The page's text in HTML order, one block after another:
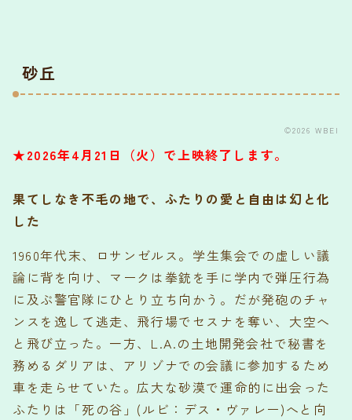
砂丘
©2026 WBEI
★2026年4月21日（火）で上映終了します。
果てしなき不毛の地で、ふたりの愛と自由は幻と化
した
1960年代末、ロサンゼルス。学生集会での虚しい議
論に背を向け、マークは拳銃を手に学内で弾圧行為
に及ぶ警官隊にひとり立ち向かう。だが発砲のチャ
ンスを逸して逃走、飛行場でセスナを奪い、大空へ
と飛び立った。一方、L.A.の土地開発会社で秘書を
務めるダリアは、アリゾナでの会議に参加するため
車を走らせていた。広大な砂漠で運命的に出会った
ふたりは「死の谷」(ルビ：デス・ヴァレー)へと向